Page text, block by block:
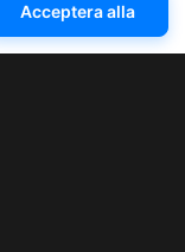
Acceptera alla